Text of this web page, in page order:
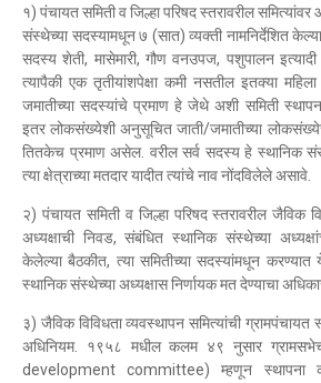
१) पंचायत समिती व जिल्हा परिषद स्तरावरील
संस्थेच्या सदस्यामधून ७ (सात) व्यक्ती नामनिर्देशित
सदस्य शेती, मासेमारी, गौण वनउपज, पशुपालन इत्यादी
त्यापैकी एक तृतीयांशपेक्षा कमी नसतील इतक्या
जमातीच्या सदस्यांचे प्रमाण हे जेथे अशी समिती
इतर लोकसंख्येशी अनुसूचित जाती/जमातीच्या
तितकेच प्रमाण असेल. वरील सर्व सदस्य हे स्थानिक
त्या क्षेत्राच्या मतदार यादीत त्यांचे नाव नोंदविलेले असावे.
२) पंचायत समिती व जिल्हा परिषद स्तरावरील जैविक
अध्यक्षाची निवड, संबंधित स्थानिक संस्थेच्या
केलेल्या बैठकीत, त्या समितीच्या सदस्यांमधून
स्थानिक संस्थेच्या अध्यक्षास निर्णायक मत देण्याचा
३) जैविक विविधता व्यवस्थापन समित्यांची ग्रामपंचायत
अधिनियम. १९५८ मधील कलम ४९ नुसार
development committee) म्हणून स्थापना